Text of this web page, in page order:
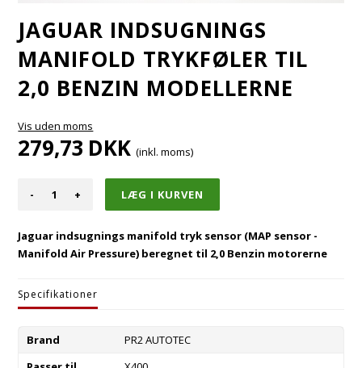
JAGUAR INDSUGNINGS
MANIFOLD TRYKFØLER TIL
2,0 BENZIN MODELLERNE
Vis uden moms
279,73 DKK (inkl. moms)
- +
Jaguar indsugnings manifold tryk sensor (MAP sensor -
Manifold Air Pressure) beregnet til 2,0 Benzin motorerne
Specifikationer
Brand
PR2 AUTOTEC